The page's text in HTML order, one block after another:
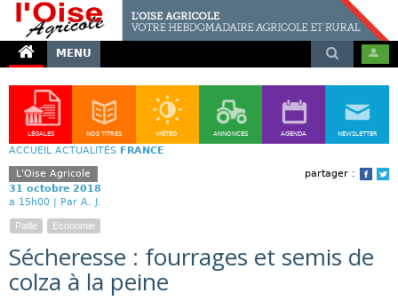
MENU
LÉGALES NOS TITRES MÉTÉO ANNONCES AGENDA NEWSLETTER
ACCUEIL ACTUALITÉS FRANCE
partager :
L'Oise Agricole
31 octobre 2018
a 15h00 | Par A. J.
Paille Economie
Sécheresse : fourrages et semis de
colza à la peine